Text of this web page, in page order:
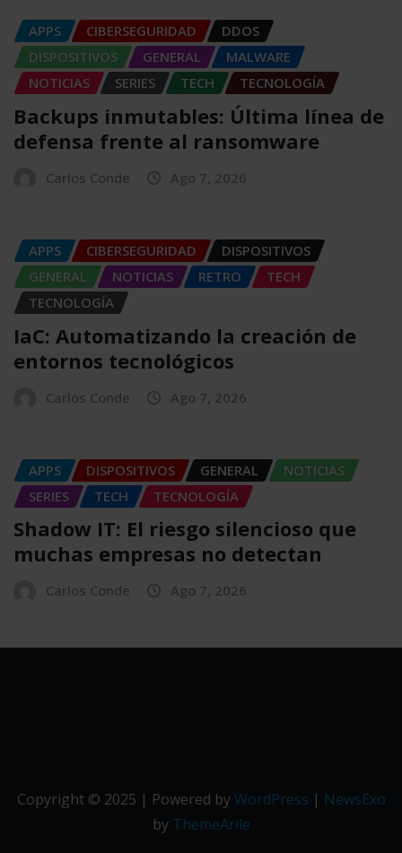
APPS CIBERSEGURIDAD
DDOS
DISPOSITIVOS
GENERAL
MALWARE
NOTICIAS
SERIES TECH TECNOLOGÍA
Backups inmutables: Última línea de
defensa frente al ransomware
Carlos Conde Ago 7, 2026
APPS CIBERSEGURIDAD
DISPOSITIVOS
GENERAL
NOTICIAS RETRO
TECH
TECNOLOGÍA
IaC: Automatizando la creación de
entornos tecnológicos
Carlos Conde Ago 7, 2026
APPS DISPOSITIVOS GENERAL
NOTICIAS
SERIES
TECH TECNOLOGÍA
Shadow IT: El riesgo silencioso que
muchas empresas no detectan
Carlos Conde Ago 7, 2026
Copyright © 2025 | Powered byWordPress | NewsExo
by ThemeArile